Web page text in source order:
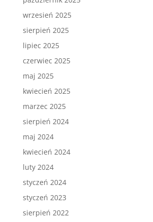
wrzesień 2025
sierpień 2025
lipiec 2025
czerwiec 2025
maj 2025
kwiecień 2025
marzec 2025
sierpień 2024
maj 2024
kwiecień 2024
luty 2024
styczeń 2024
styczeń 2023
sierpień 2022